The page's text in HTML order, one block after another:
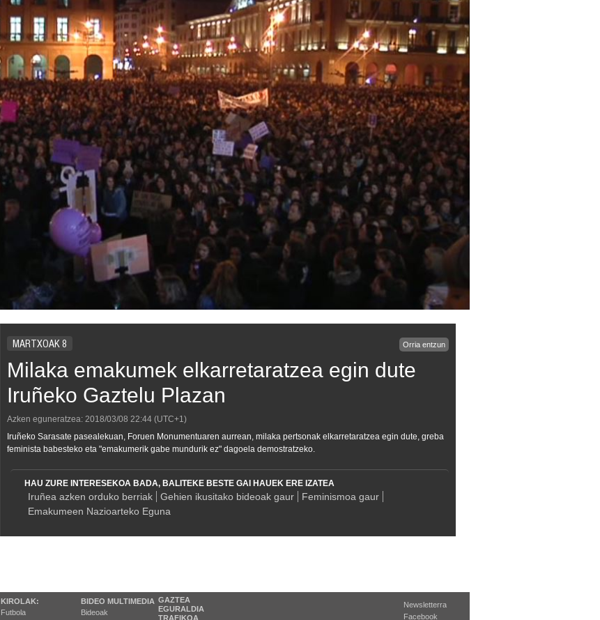
MARTXOAK 8 Orria entzun
Milaka emakumek elkarretaratzea egin dute
Iruñeko Gaztelu Plazan
Azken eguneratzea: 2018/03/08 22:44 (UTC+1)
Iruñeko Sarasate pasealekuan, Foruen Monumentuaren aurrean, milaka pertsonak elkarretaratzea egin dute, greba
feminista babesteko eta "emakumerik gabe mundurik ez" dagoela demostratzeko.
HAU ZURE INTERESEKOA BADA, BALITEKE BESTE GAI HAUEK ERE IZATEA
Iruñea azken orduko berriak Gehien ikusitako bideoak gaur
Feminismoa gaur
Emakumeen Nazioarteko Eguna
KIROLAK:
Futbola
BIDEO MULTIMEDIA
Bideoak
GAZTEA
EGURALDIA
TRAFIKOA
Newsletterra
Facebook